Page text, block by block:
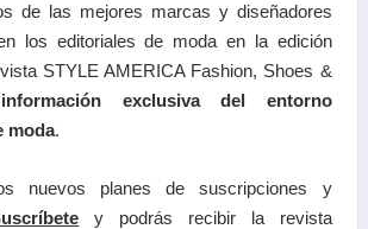
de las mejores marcas y diseñadores
los editoriales de moda en la edición
STYLE AMERICA Fashion, Shoes &
información exclusiva del entorno
moda.
nuevos planes de suscripciones y
y podrás recibir la revista